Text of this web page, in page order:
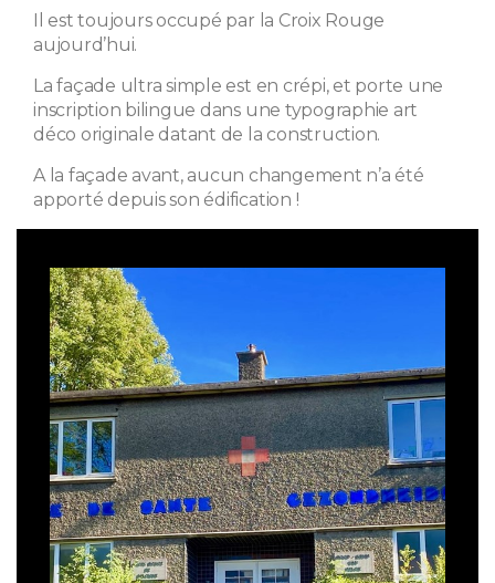
Il est toujours occupé par la Croix Rouge
aujourd’hui.
La façade ultra simple est en crépi, et porte une
inscription bilingue dans une typographie art
déco originale datant de la construction.
A la façade avant, aucun changement n’a été
apporté depuis son édification !